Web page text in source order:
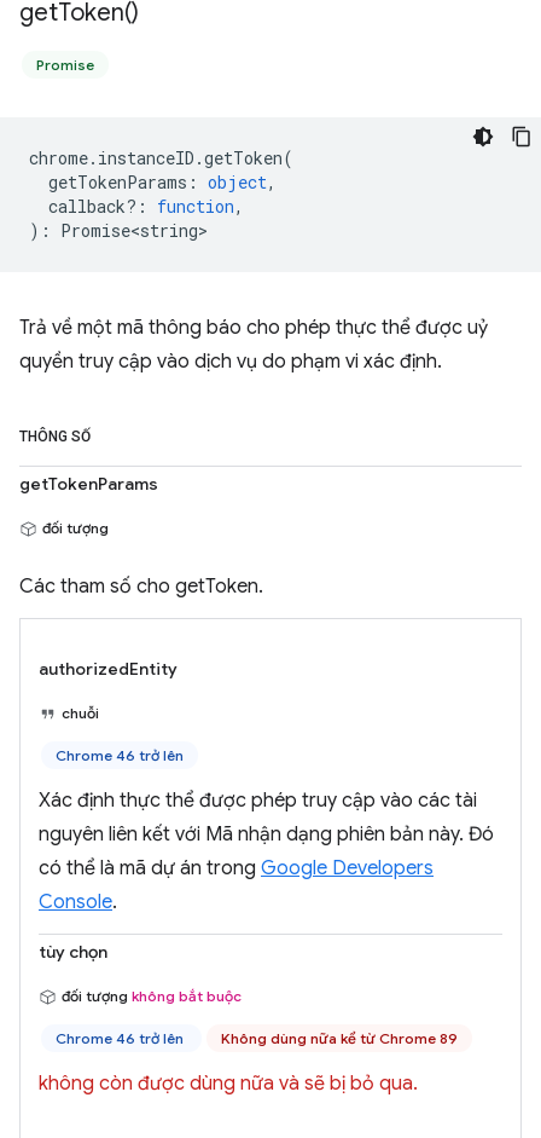
getToken()
Promise
chrome. instanceID .getToken(
getTokenParams : object,
callback? : function,
) : Promise<string>
Trả về một mã thông báo cho phép thực thể được uỷ
quyền truy cập vào dịch vụ do phạm vi xác định.
THÔNG SỐ
getTokenParams
đối tượng
Các tham số cho getToken.
authorizedEntity
chuỗi
Chrome 46 trở lên
Xác định thực thể được phép truy cập vào các tài
nguyên liên kết với Mã nhận dạng phiên bản này. Đó
có thể là mã dự án trong Google Developers
Console.
tùy chọn
đối tượng không bắt buộc
Chrome 46 trở lên Không dùng nữa kể từ Chrome 89
không còn được dùng nữa và sẽ bị bỏ qua.